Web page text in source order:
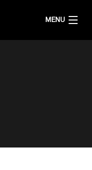
MENU